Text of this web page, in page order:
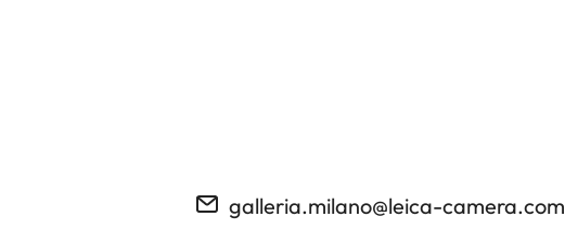
galleria.milano@leica-camera.com